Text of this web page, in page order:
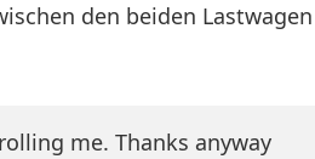
den beiden Lastwagen
me. Thanks anyway